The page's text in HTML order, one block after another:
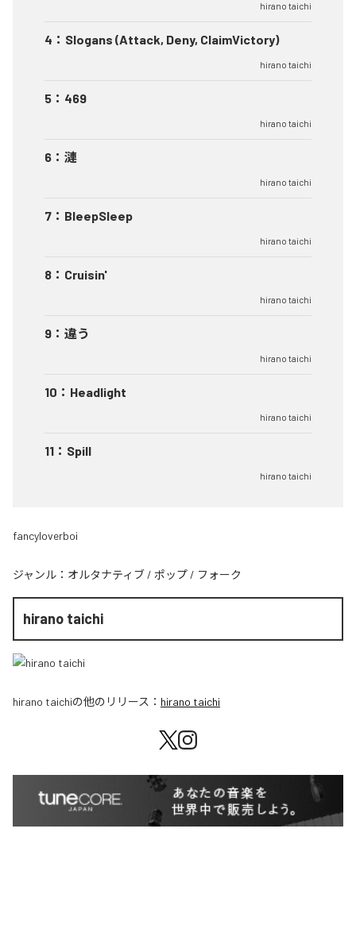
hirano taichi
4 ： Slogans (Attack, Deny, ClaimVictory)
hirano taichi
5 ： 469
hirano taichi
6 ： 漣
hirano taichi
7 ： BleepSleep
hirano taichi
8 ： Cruisin'
hirano taichi
9 ： 違う
hirano taichi
10 ： Headlight
hirano taichi
11 ： Spill
hirano taichi
fancyloverboi
ジャンル： オルタナティブ / ポップ / フォーク
hirano taichi
hirano taichiの他のリリース： hirano taichi